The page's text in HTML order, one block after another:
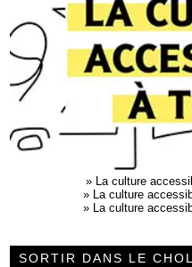
» La culture
» La culture
» La culture
SORTIR DANS LE